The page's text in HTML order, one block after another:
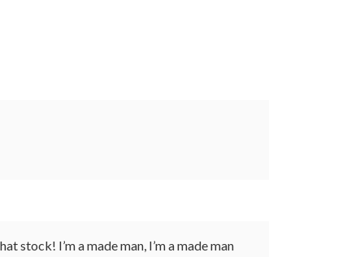
stock! I’m a made man, I’m a made man